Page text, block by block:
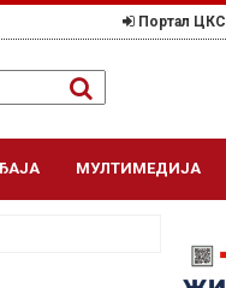
Портал ЦКС
МУЛТИМЕДИЈА